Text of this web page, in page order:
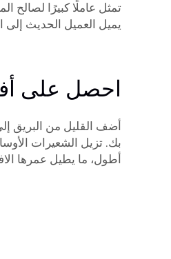
تمثل عاملًا كبيرًا لصالح
يميل العميل الحديث إلى
احصل على
أضف القليل من البريق
بك. تزيل الشعيرات
أطول، ما يطيل عمرها